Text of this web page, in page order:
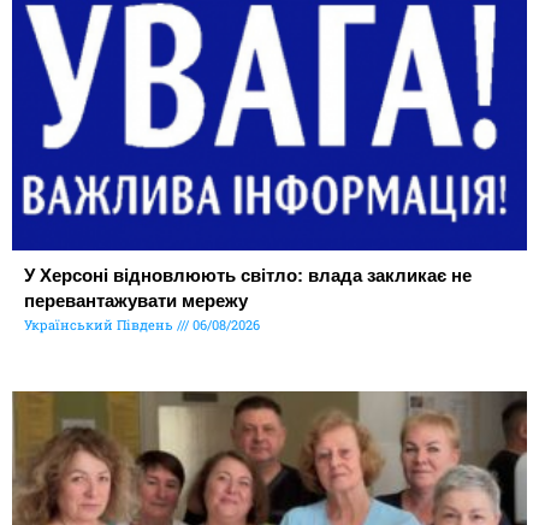
У Херсоні відновлюють світло: влада закликає не
перевантажувати мережу
Український Південь 06/08/2026